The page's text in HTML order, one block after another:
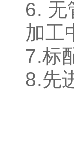
6. 无
加工
7.标
8.先